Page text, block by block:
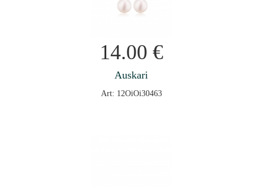
14.00 €
Auskari
Art: 12OiOi30463